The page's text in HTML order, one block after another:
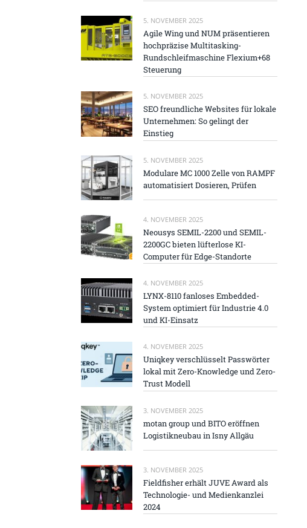
5. NOVEMBER 2025
Agile Wing und NUM präsentieren
hochpräzise Multitasking-
Rundschleifmaschine Flexium+68
Steuerung
5. NOVEMBER 2025
SEO freundliche Websites für lokale
Unternehmen: So gelingt der
Einstieg
5. NOVEMBER 2025
Modulare MC 1000 Zelle von RAMPF
automatisiert Dosieren, Prüfen
4. NOVEMBER 2025
Neousys SEMIL-2200 und SEMIL-
2200GC bieten lüfterlose KI-
Computer für Edge-Standorte
4. NOVEMBER 2025
LYNX-8110 fanloses Embedded-
System optimiert für Industrie 4.0
und KI-Einsatz
4. NOVEMBER 2025
Uniqkey verschlüsselt Passwörter
lokal mit Zero-Knowledge und Zero-
Trust Modell
3. NOVEMBER 2025
motan group und BITO eröffnen
Logistikneubau in Isny Allgäu
3. NOVEMBER 2025
Fieldfisher erhält JUVE Award als
Technologie- und Medienkanzlei
2024